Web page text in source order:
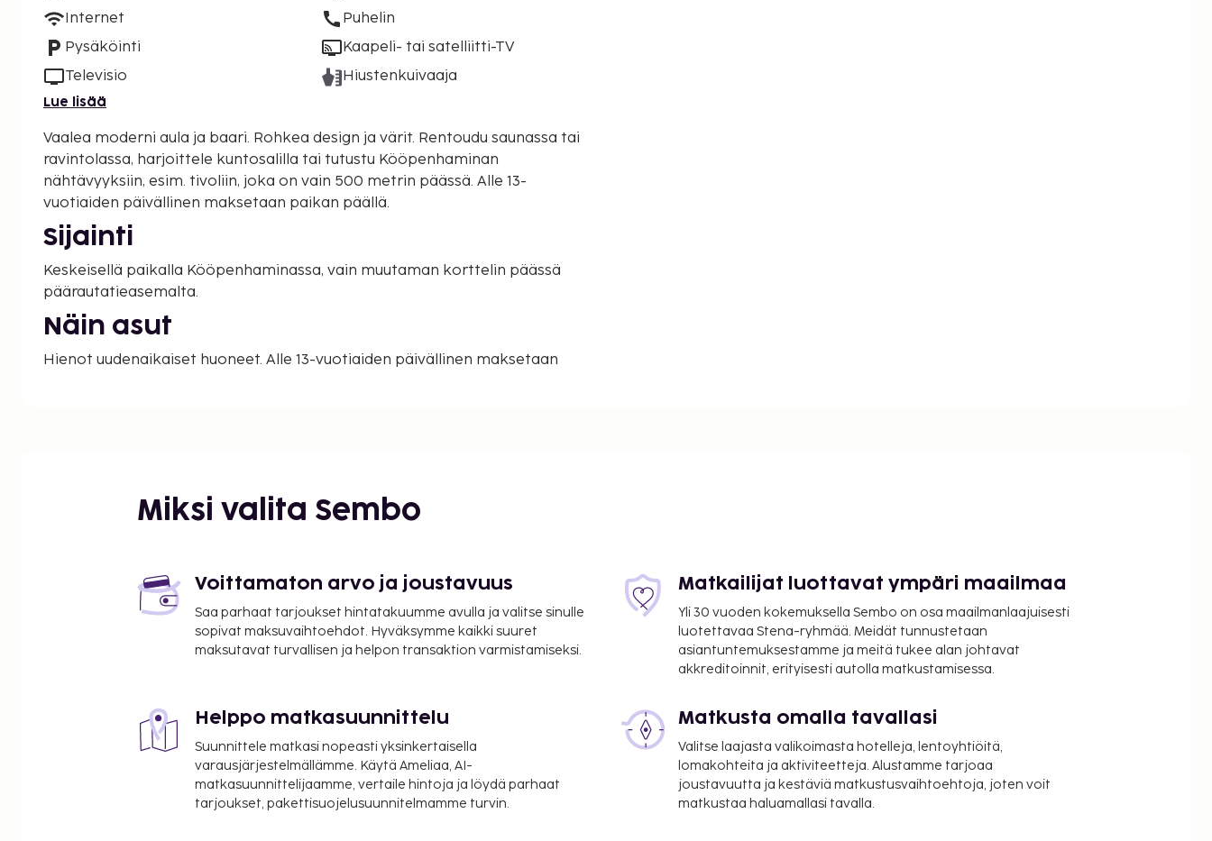
Internet
Pysäköinti
Televisio
Puhelin
Kaapeli- tai satelliitti-TV
Hiustenkuivaaja
Lue lisää
Vaalea moderni aula ja baari. Rohkea design ja värit. Rentoudu saunassa tai
ravintolassa, harjoittele kuntosalilla tai tutustu Kööpenhaminan
nähtävyyksiin, esim. tivoliin, joka on vain 500 metrin päässä. Alle 13-
vuotiaiden päivällinen maksetaan paikan päällä.
Sijainti
Keskeisellä paikalla Kööpenhaminassa, vain muutaman korttelin päässä
päärautatieasemalta.
Näin asut
Hienot uudenaikaiset huoneet. Alle 13-vuotiaiden päivällinen maksetaan
Ilmaisia öitä
20 % alennusta väh. 3 yöstä tai 15 % alennusta väh. 2 yöstä 20.12.2014-
1.5.2015. Voimassa kohteessa DK-024252.
Saapuminen
huoneenluovutusaika: 12:00.
Miksi valita Sembo
Voittamaton arvo ja joustavuus
Saa parhaat tarjoukset hintatakuumme avulla ja valitse sinulle
sopivat maksuvaihtoehdot. Hyväksymme kaikki suuret
maksutavat turvallisen ja helpon transaktion varmistamiseksi.
Matkailijat luottavat ympäri maailmaa
Yli 30 vuoden kokemuksella Sembo on osa maailmanlaajuisesti
luotettavaa Stena-ryhmää. Meidät tunnustetaan
asiantuntemuksestamme ja meitä tukee alan johtavat
akkreditoinnit, erityisesti autolla matkustamisessa.
Helppo matkasuunnittelu
Suunnittele matkasi nopeasti yksinkertaisella
varausjärjestelmällämme. Käytä Ameliaa, AI-
matkasuunnittelijaamme, vertaile hintoja ja löydä parhaat
tarjoukset, pakettisuojelusuunnitelmamme turvin.
Matkusta omalla tavallasi
Valitse laajasta valikoimasta hotelleja, lentoyhtiöitä,
lomakohteita ja aktiviteetteja. Alustamme tarjoaa
joustavuutta ja kestäviä matkustusvaihtoehtoja, joten voit
matkustaa haluamallasi tavalla.